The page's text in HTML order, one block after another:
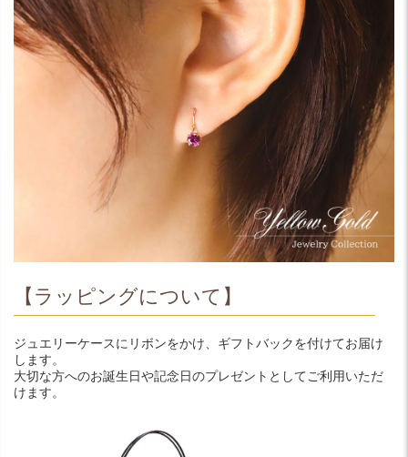
【ラッピングについて】
ジュエリーケースにリボンをかけ、ギフトバックを付けてお届け
します。
大切な方へのお誕生日や記念日のプレゼントとしてご利用いただ
けます。